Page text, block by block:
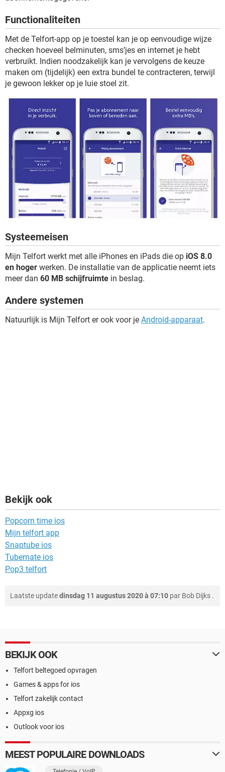
Functionaliteiten
Met de Telfort-app op je toestel kan je op eenvoudige wijze
checken hoeveel belminuten, sms’jes en internet je hebt
verbruikt. Indien noodzakelijk kan je vervolgens de keuze
maken om (tijdelijk) een extra bundel te contracteren, terwijl
je gewoon lekker op je luie stoel zit.
Systeemeisen
Mijn Telfort werkt met alle iPhones en iPads die op iOS 8.0
en hoger werken. De installatie van de applicatie neemt iets
meer dan 60 MB schijfruimte in beslag.
Andere systemen
Natuurlijk is Mijn Telfort er ook voor je Android-apparaat.
Bekijk ook
Popcorn time ios
Mijn telfort app
Snaptube ios
Tubemate ios
Pop3 telfort
Laatste updatedinsdag 11 augustus 2020 à 07:10 par Bob Dijks .
BEKIJK OOK
Telfort beltegoed opvragen
Games & apps for ios
Telfort zakelijk contact
Appxg ios
Outlook voor ios
MEEST POPULAIRE DOWNLOADS